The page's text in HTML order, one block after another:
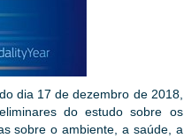
dia 17 de dezembro de 2018,
do estudo sobre os
sobre o ambiente, a saúde, a